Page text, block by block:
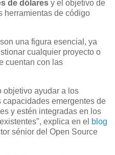
de dólares y el objetivo de
herramientas de código
una figura esencial, ya
cualquier proyecto o
cuentan con las
objetivo ayudar a los
emergentes de
y estén integradas en los
explica en el blog
sénior del Open Source